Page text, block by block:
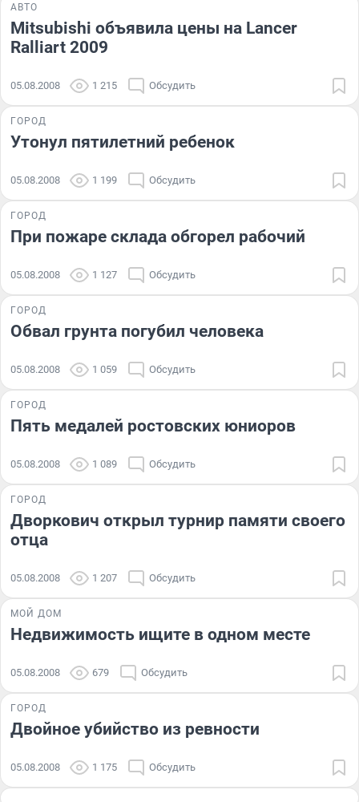
АВТО
Mitsubishi объявила цены на Lancer
Ralliart 2009
05.08.2008 1 215 Обсудить
ГОРОД
Утонул пятилетний ребенок
05.08.2008 1 199 Обсудить
ГОРОД
При пожаре склада обгорел рабочий
05.08.2008 1 127 Обсудить
ГОРОД
Обвал грунта погубил человека
05.08.2008 1 059 Обсудить
ГОРОД
Пять медалей ростовских юниоров
05.08.2008 1 089 Обсудить
ГОРОД
Дворкович открыл турнир памяти своего
отца
05.08.2008 1 207 Обсудить
МОЙ ДОМ
Недвижимость ищите в одном месте
05.08.2008 679 Обсудить
ГОРОД
Двойное убийство из ревности
05.08.2008 1 175 Обсудить